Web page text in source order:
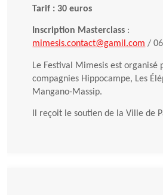
Tarif : 30 euros
Inscription Masterclass :
mimesis.contact@gamil.com /
Le Festival Mimesis est organisé
compagnies Hippocampe, Les
Mangano-Massip.
Il reçoit le soutien de la Ville de